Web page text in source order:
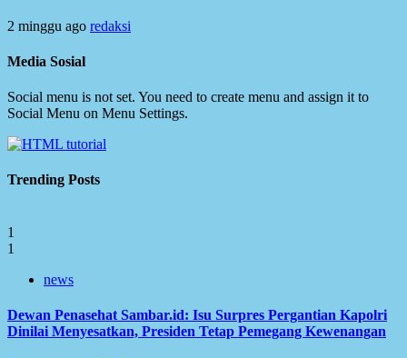
2 minggu ago redaksi
Media Sosial
Social menu is not set. You need to create menu and assign it to
Social Menu on Menu Settings.
Trending Posts
1
1
news
Dewan Penasehat Sambar.id: Isu Surpres Pergantian Kapolri
Dinilai Menyesatkan, Presiden Tetap Pemegang Kewenangan